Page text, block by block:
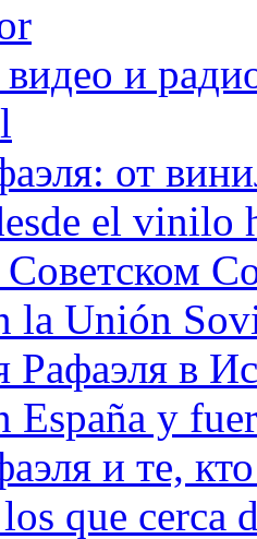
видео и
от
el vinilo
Советском
la Unión
Рафаэля в
España y
и те,
que cerca